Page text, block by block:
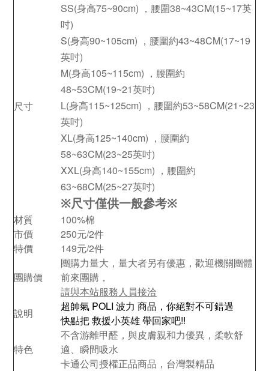
尺寸
SS(身高75~90cm) ，腰圍38~43CM(15~17英
吋)
S(身高90~105cm) ，腰圍約43~48CM(17~19
英吋)
M(身高105~115cm) ，腰圍約
48~53CM(19~21英吋)
L(身高115~125cm) ，腰圍約53~58CM(21~23
英吋)
XL(身高125~140cm) ，腰圍約
58~63CM(23~25英吋)
XXL(身高140~155cm) ，腰圍約
63~68CM(25~27英吋)
※尺寸僅供一般參考※
材質
100%棉
市價
250元/2件
特價
149元/2件
團購價
團購力量大，量大者另有優惠，歡迎機關團體
前來團購，
請與本站服務人員接洽
說明
超帥氣 POLI 波力 商品，你絕對不可錯過
快點把 救援小英雄 帶回家吧!!
特色
不含游離甲醛，與皮膚親和力優異，柔軟舒
適、瞬間吸水
卡通公司授權正品商品，台灣製精品